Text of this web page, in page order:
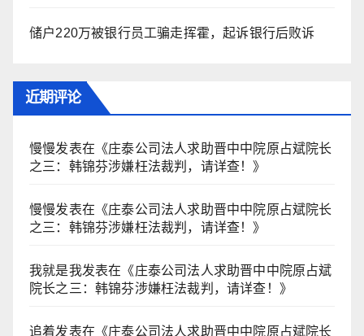
储户220万被银行员工骗走挥霍，起诉银行后败诉
近期评论
慢慢发表在《庄泰公司法人求助晋中中院原占斌院长
之三：韩锦芬涉嫌枉法裁判，请详查！ 》
慢慢发表在《庄泰公司法人求助晋中中院原占斌院长
之三：韩锦芬涉嫌枉法裁判，请详查！ 》
我就是我发表在《庄泰公司法人求助晋中中院原占斌
院长之三：韩锦芬涉嫌枉法裁判，请详查！ 》
追着发表在《庄泰公司法人求助晋中中院原占斌院长